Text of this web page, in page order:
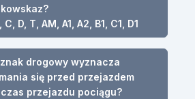
D, T, AM, A1, A2, B1, C1, D1
drogowy wyznacza
się przed przejazdem
przejazdu pociągu?